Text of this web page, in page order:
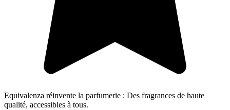
Equivalenza réinvente la parfumerie : Des fragrances de haute
qualité, accessibles à tous.